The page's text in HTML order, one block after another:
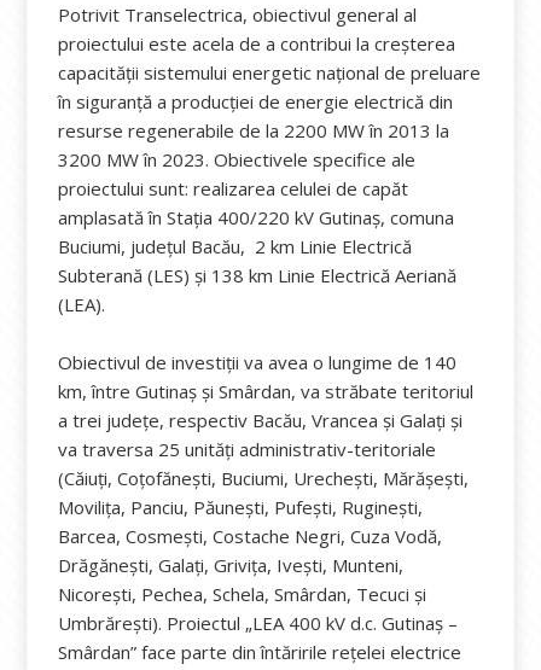
Potrivit Transelectrica, obiectivul general al
proiectului este acela de a contribui la creșterea
capacității sistemului energetic național de preluare
în siguranță a producției de energie electrică din
resurse regenerabile de la 2200 MW în 2013 la
3200 MW în 2023. Obiectivele specifice ale
proiectului sunt: realizarea celulei de capăt
amplasată în Stația 400/220 kV Gutinaș, comuna
Buciumi, județul Bacău, 2 km Linie Electrică
Subterană (LES) și 138 km Linie Electrică Aeriană
(LEA).
Obiectivul de investiții va avea o lungime de 140
km, între Gutinaș și Smârdan, va străbate teritoriul
a trei județe, respectiv Bacău, Vrancea și Galați și
va traversa 25 unități administrativ-teritoriale
(Căiuți, Coțofănești, Buciumi, Urechești, Mărășești,
Movilița, Panciu, Păunești, Pufești, Ruginești,
Barcea, Cosmești, Costache Negri, Cuza Vodă,
Drăgănești, Galați, Grivița, Ivești, Munteni,
Nicorești, Pechea, Schela, Smârdan, Tecuci și
Umbrărești). Proiectul „LEA 400 kV d.c. Gutinaș –
Smârdan” face parte din întăririle rețelei electrice